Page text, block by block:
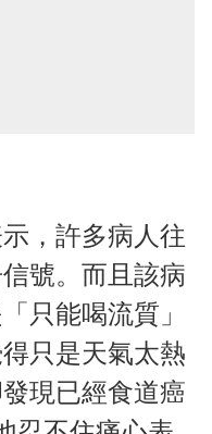
，許多病人往
號。而且該病
只能喝流質」
只是天氣太熱
現已經食道癌